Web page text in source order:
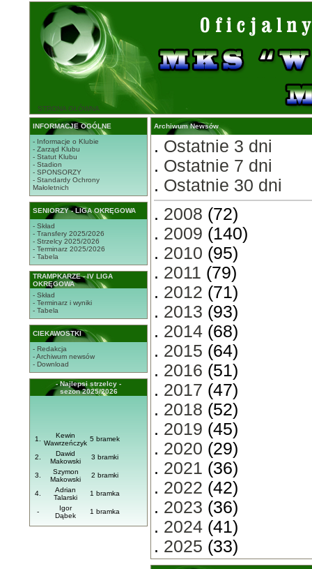
STRONA GŁÓWNA
INFORMACJE OGÓLNE
- Informacje o Klubie
- Zarząd Klubu
- Statut Klubu
- Stadion
- SPONSORZY
- Standardy Ochrony
Małoletnich
SENIORZY - LIGA OKRĘGOWA
- Skład
- Transfery 2025/2026
- Strzelcy 2025/2026
- Terminarz 2025/2026
- Tabela
TRAMPKARZE - IV LIGA
OKRĘGOWA
- Skład
- Terminarz i wyniki
- Tabela
CIEKAWOSTKI
- Redakcja
- Archiwum newsów
- Download
- Najlepsi strzelcy -
sezon 2025/2026
1.
Kewin
Wawrzeńczyk
5 bramek
2.
Dawid
Makowski
3 bramki
3.
Szymon
Makowski
2 bramki
4.
Adrian
Talarski
1 bramka
-
Igor
Dąbek
1 bramka
Archiwum Newsów
. Ostatnie 3 dni
. Ostatnie 7 dni
. Ostatnie 30 dni
. 2008 (72)
. 2009 (140)
. 2010 (95)
. 2011 (79)
. 2012 (71)
. 2013 (93)
. 2014 (68)
. 2015 (64)
. 2016 (51)
. 2017 (47)
. 2018 (52)
. 2019 (45)
. 2020 (29)
. 2021 (36)
. 2022 (42)
. 2023 (36)
. 2024 (41)
. 2025 (33)